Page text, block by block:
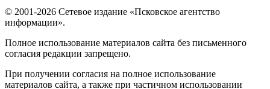
© 2001-2026 Сетевое издание «Псковское агентство
информации».
Полное использование материалов сайта без письменного
согласия редакции запрещено.
При получении согласия на полное использование
материалов сайта, а также при частичном использовании